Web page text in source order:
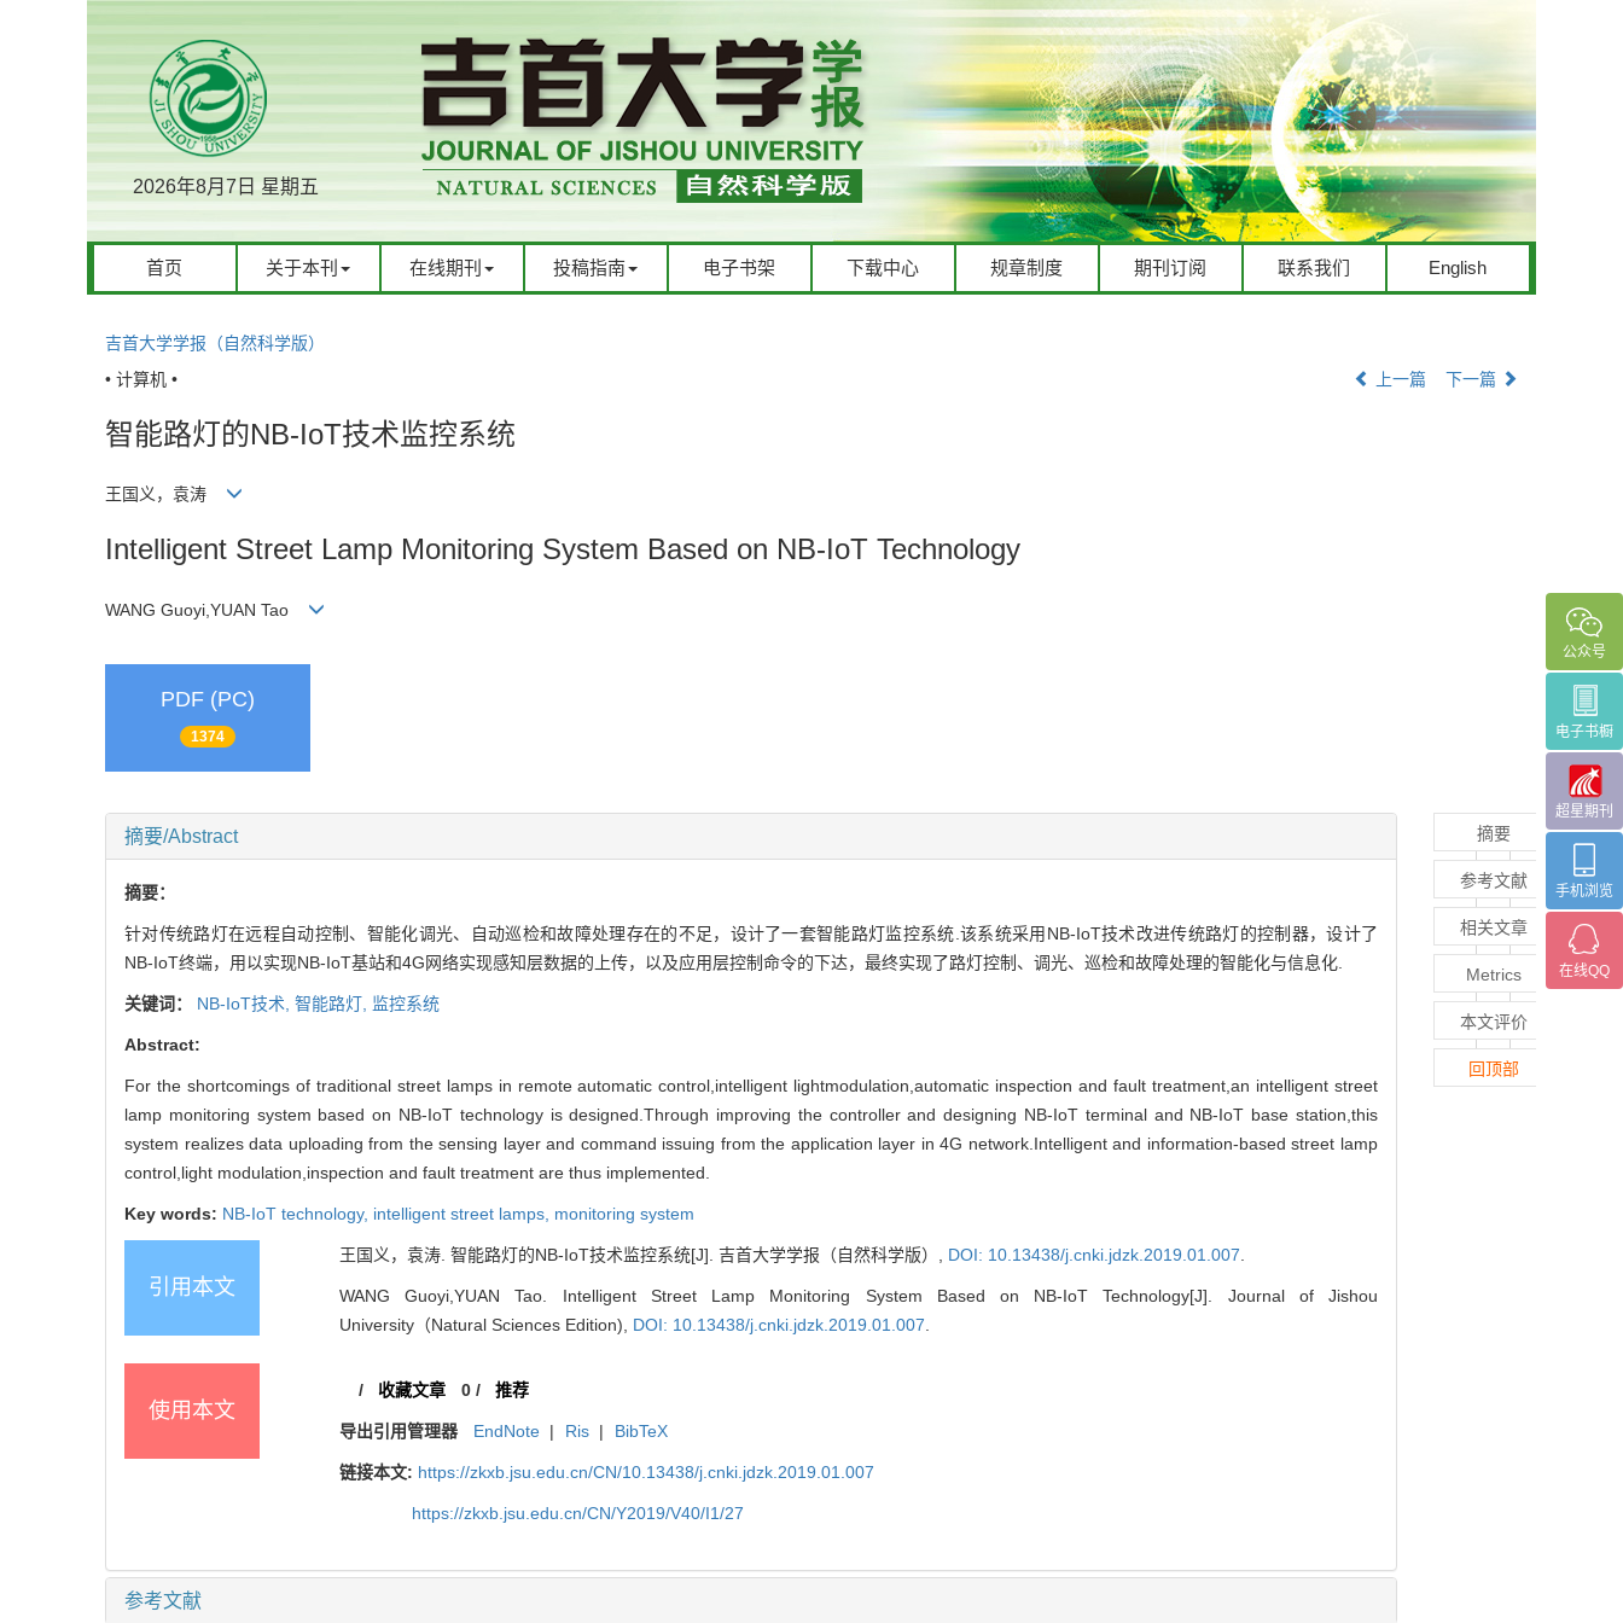
2026年8月7日 星期五
首页 关于本刊 在线期刊 投稿指南 电子书架 下载中心 规章制度 期刊订阅 联系我们 English
吉首大学学报（自然科学版）
• 计算机 •
上一篇 下一篇
智能路灯的NB-IoT技术监控系统
王国义，袁涛
Intelligent Street Lamp Monitoring System Based on NB-IoT Technology
WANG Guoyi,YUAN Tao
PDF (PC)
1374
摘要/Abstract
摘要：
针对传统路灯在远程自动控制、智能化调光、自动巡检和故障处理存在的不足，设计了一套智能路灯监控系统.该系统采用NB-IoT技术改进传统路灯的控制器，设计了
NB-IoT终端，用以实现NB-IoT基站和4G网络实现感知层数据的上传，以及应用层控制命令的下达，最终实现了路灯控制、调光、巡检和故障处理的智能化与信息化.
关键词： NB-IoT技术, 智能路灯, 监控系统
Abstract:
For the shortcomings of traditional street lamps in remote automatic control,intelligent lightmodulation,automatic inspection and fault treatment,an intelligent street
lamp monitoring system based on NB-IoT technology is designed.Through improving the controller and designing NB-IoT terminal and NB-IoT base station,this
system realizes data uploading from the sensing layer and command issuing from the application layer in 4G network.Intelligent and information-based street lamp
control,light modulation,inspection and fault treatment are thus implemented.
Key words: NB-IoT technology, intelligent street lamps, monitoring system
引用本文
王国义，袁涛. 智能路灯的NB-IoT技术监控系统[J]. 吉首大学学报（自然科学版）, DOI: 10.13438/j.cnki.jdzk.2019.01.007
WANG Guoyi,YUAN Tao. Intelligent Street Lamp Monitoring System Based on NB-IoT Technology[J]. Journal of Jishou
University（Natural Sciences Edition), DOI: 10.13438/j.cnki.jdzk.2019.01.007
使用本文
/ 收藏文章 0/ 推荐
导出引用管理器 EndNote | Ris | BibTeX
链接本文: https://zkxb.jsu.edu.cn/CN/10.13438/j.cnki.jdzk.2019.01.007
https://zkxb.jsu.edu.cn/CN/Y2019/V40/I1/27
参考文献
摘要
参考文献
相关文章
Metrics
本文评价
回顶部
公众号
电子书橱
超星期刊
手机浏览
在线QQ